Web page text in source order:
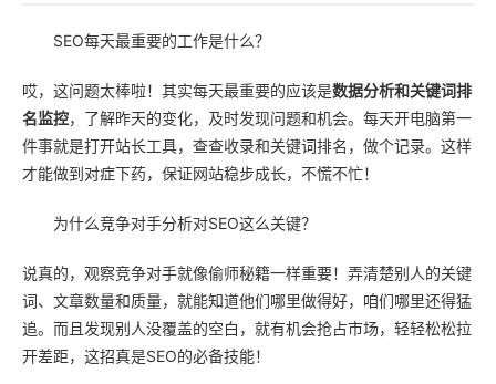
SEO每天最重要的工作是什么？
哎，这问题太棒啦！其实每天最重要的应该是数据分析和关键词排
名监控，了解昨天的变化，及时发现问题和机会。每天开电脑第一
件事就是打开站长工具，查查收录和关键词排名，做个记录。这样
才能做到对症下药，保证网站稳步成长，不慌不忙！
为什么竞争对手分析对SEO这么关键？
说真的，观察竞争对手就像偷师秘籍一样重要！弄清楚别人的关键
词、文章数量和质量，就能知道他们哪里做得好，咱们哪里还得猛
追。而且发现别人没覆盖的空白，就有机会抢占市场，轻轻松松拉
开差距，这招真是SEO的必备技能！